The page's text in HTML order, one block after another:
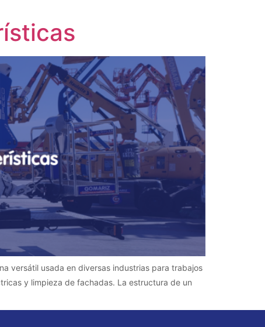
versátil usada en diversas industrias para trabajos
y limpieza de fachadas. La estructura de un